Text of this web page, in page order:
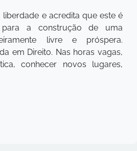
e acredita que este é
a construção de uma
livre e próspera.
em Direito. Nas horas vagas,
conhecer novos lugares,